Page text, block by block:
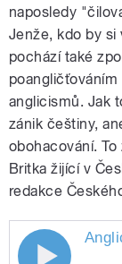
naposledy
Jenže, kdo by si
pochází také
anglicismů. Jak
zánik češtiny,
obohacování.
Britka žijící v
redakce